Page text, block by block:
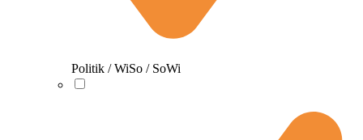
Politik / WiSo / SoWi